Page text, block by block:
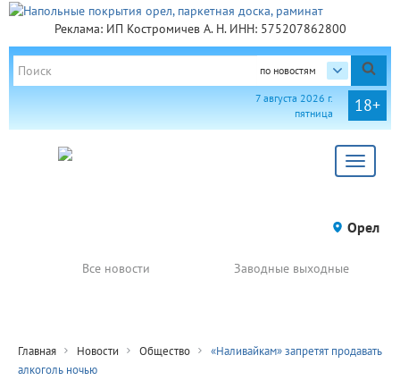
Реклама: ИП Костромичев А. Н. ИНН: 575207862800
по новостям
18+
7 августа 2026 г.
пятница
Toggle
Орел
Все новости Заводные выходные
Главная Новости Общество
«Наливайкам» запретят продавать
алкоголь ночью